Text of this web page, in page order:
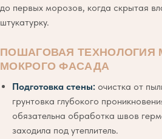
до первых морозов, когда скрытая
штукатурку.
ПОШАГОВАЯ ТЕХНОЛОГИЯ
МОКРОГО ФАСАДА
Подготовка стены: очистка от
грунтовка глубокого
обязательна обработка швов
заходила под утеплитель.